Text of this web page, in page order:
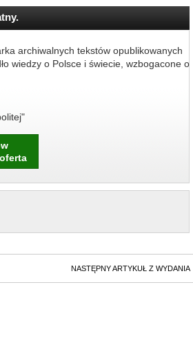
archiwalnych tekstów opublikowanych
wiedzy o Polsce i świecie, wzbogacone o
NASTĘPNY ARTYKUŁ Z WYDANIA